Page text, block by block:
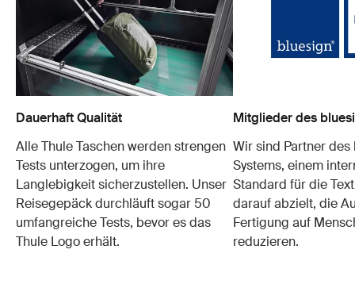
Dauerhaft Qualität
Alle Thule Taschen werden strengen
Tests unterzogen, um ihre
Langlebigkeit sicherzustellen. Unser
Reisegepäck durchläuft sogar 50
umfangreiche Tests, bevor es das
Thule Logo erhält.
Mitglieder des
Wir sind Partner
Systems, einem
Standard für die
darauf abzielt, die
Fertigung auf
reduzieren.